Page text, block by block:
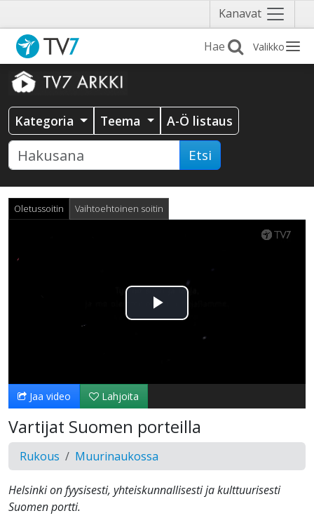
Kanavat Näytä
valikko
Valikko
Kategoria Teema A-Ö listaus
Etsi
Oletussoitin Vaihtoehtoinen soitin
Toista
Jaa video Lahjoita
Vartijat Suomen porteilla
Rukous Muurinaukossa
Helsinki on fyysisesti, yhteiskunnallisesti ja kulttuurisesti
Suomen portti.